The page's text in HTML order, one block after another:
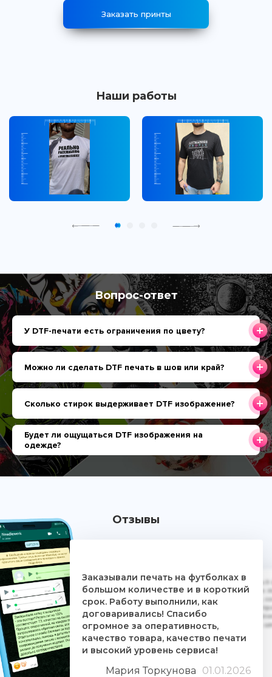
Заказать принты
Наши работы
Вопрос-ответ
У DTF-печати есть ограничения по цвету?
Можно ли сделать DTF печать в шов или край?
Сколько стирок выдерживает DTF изображение?
Будет ли ощущаться DTF изображения на
одежде?
Отзывы
Заказывали печать на футболках в
большом количестве и в короткий
срок. Работу выполнили, как
договаривались! Спасибо
огромное за оперативность,
качество товара, качество печати
и высокий уровень сервиса!
Мария Торкунова 01.01.2026
Дочке на 18-летие решили заказать
ребятам. Времени было всего сутки.
взялись за работу, сделали макеты,
Огромное им спасибо. Дочка была
знают свое дело и отдаются ему
людьми. Качество печати